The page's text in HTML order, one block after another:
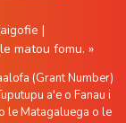
|
matou fomu. »
(Grant Number)
a'e o Fanau i
le Matagaluega o le